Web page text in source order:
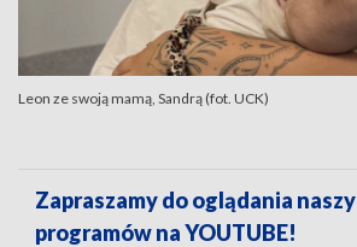
Leon ze swoją mamą, Sandrą (fot. UCK)
Zapraszamy do oglądania
programów na YOUTUBE!